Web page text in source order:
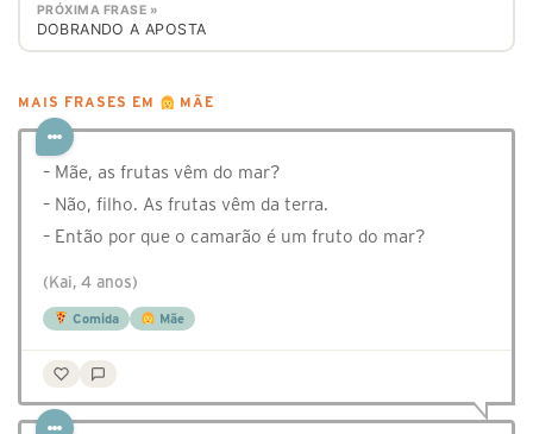
PRÓXIMA FRASE »
DOBRANDO A APOSTA
MAIS FRASES EM MÃE
– Mãe, as frutas vêm do mar?
– Não, filho. As frutas vêm da terra.
– Então por que o camarão é um fruto do mar?
(Kai, 4 anos)
Comida Mãe